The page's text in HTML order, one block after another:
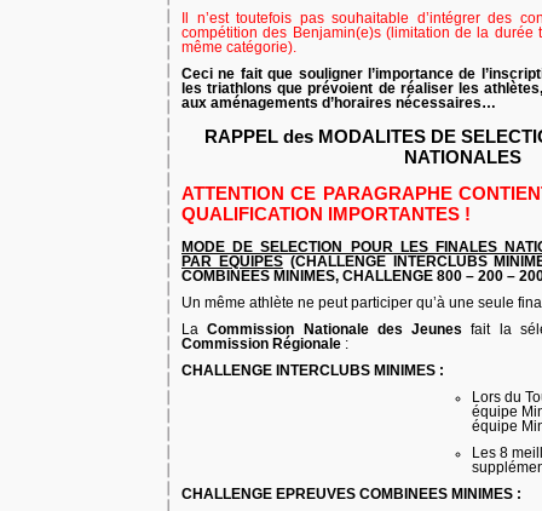
Il n’est toutefois pas souhaitable d’intégrer des
compétition des Benjamin(e)s (limitation de la durée
même catégorie).
Ceci ne fait que souligner l’importance de
les triathlons que prévoient de réaliser les
aux aménagements d’horaires nécessaires…
RAPPEL des MODALITES DE
NATIONALES
ATTENTION CE PARAGRAPHE
QUALIFICATION IMPORTANTES !
MODE DE SELECTION POUR LES FINALES
PAR EQUIPES(CHALLENGE INTERCLUBS
COMBINEES MINIMES, CHALLENGE 800 – 200 –
Un même athlète ne peut participer qu’à une seule
LaCommission Nationale des Jeunes fait la
Commission Régionale :
CHALLENGE INTERCLUBS MINIMES :
Lors du
équipe
équipe
Les 8
CHALLENGE EPREUVES COMBINEES MINIMES :